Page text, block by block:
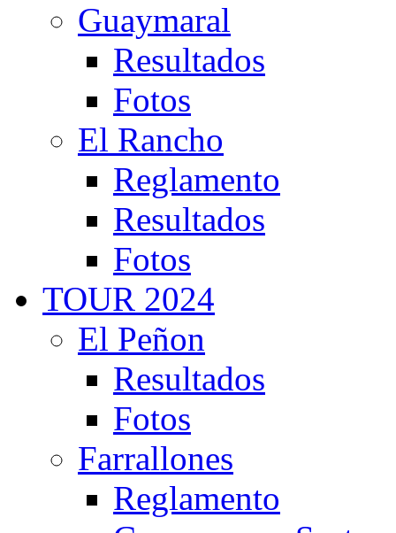
Guaymaral
Resultados
Fotos
El Rancho
Reglamento
Resultados
Fotos
TOUR 2024
El Peñon
Resultados
Fotos
Farrallones
Reglamento